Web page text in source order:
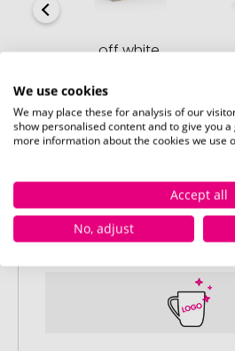
off white
1963 Stück
So einfach bestellen Sie
Pinkcube
We use cookies
We may place these for analysis of our
show personalised content and to give you
more information about the cookies we use
Accept all
No, adjust